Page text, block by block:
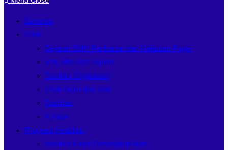
Beranda
Profil
Sejarah SMK Perikanan dan Kelautan Puger
Visi, Misi dan Tujuan
Struktur Organisasi
Profil Guru dan Staf
Fasilitas
Kontak
Program Keahlian
Nautika Kapal Penangkap Ikan